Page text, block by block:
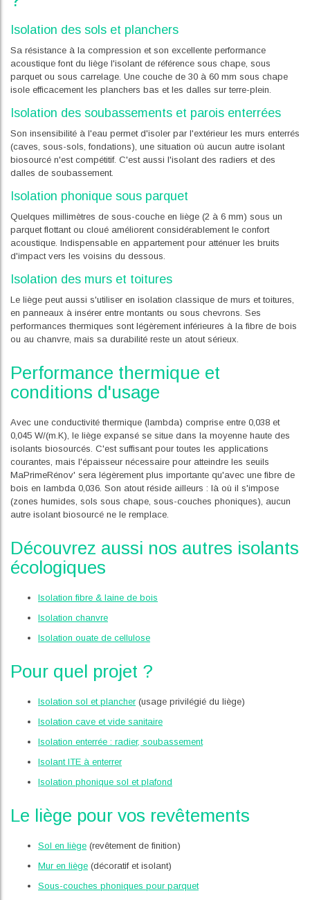
Isolation des sols et planchers
Sa résistance à la compression et son excellente performance
acoustique font du liège l'isolant de référence sous chape, sous
parquet ou sous carrelage. Une couche de 30 à 60 mm sous chape
isole efficacement les planchers bas et les dalles sur terre-plein.
Isolation des soubassements et parois enterrées
Son insensibilité à l'eau permet d'isoler par l'extérieur les murs enterrés
(caves, sous-sols, fondations), une situation où aucun autre isolant
biosourcé n'est compétitif. C'est aussi l'isolant des radiers et des
dalles de soubassement.
Isolation phonique sous parquet
Quelques millimètres de sous-couche en liège (2 à 6 mm) sous un
parquet flottant ou cloué améliorent considérablement le confort
acoustique. Indispensable en appartement pour atténuer les bruits
d'impact vers les voisins du dessous.
Isolation des murs et toitures
Le liège peut aussi s'utiliser en isolation classique de murs et toitures,
en panneaux à insérer entre montants ou sous chevrons. Ses
performances thermiques sont légèrement inférieures à la fibre de bois
ou au chanvre, mais sa durabilité reste un atout sérieux.
Performance thermique et
conditions d'usage
Avec une conductivité thermique (lambda) comprise entre 0,038 et
0,045 W/(m.K), le liège expansé se situe dans la moyenne haute des
isolants biosourcés. C'est suffisant pour toutes les applications
courantes, mais l'épaisseur nécessaire pour atteindre les seuils
MaPrimeRénov' sera légèrement plus importante qu'avec une fibre de
bois en lambda 0,036. Son atout réside ailleurs : là où il s'impose
(zones humides, sols sous chape, sous-couches phoniques), aucun
autre isolant biosourcé ne le remplace.
Découvrez aussi nos autres isolants
écologiques
Isolation fibre & laine de bois
Isolation chanvre
Isolation ouate de cellulose
Pour quel projet ?
Isolation sol et plancher (usage privilégié du liège)
Isolation cave et vide sanitaire
Isolation enterrée : radier, soubassement
Isolant ITE à enterrer
Isolation phonique sol et plafond
Le liège pour vos revêtements
Sol en liège (revêtement de finition)
Mur en liège (décoratif et isolant)
Sous-couches phoniques pour parquet